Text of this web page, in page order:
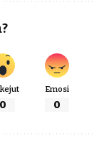
0
Emosi
0